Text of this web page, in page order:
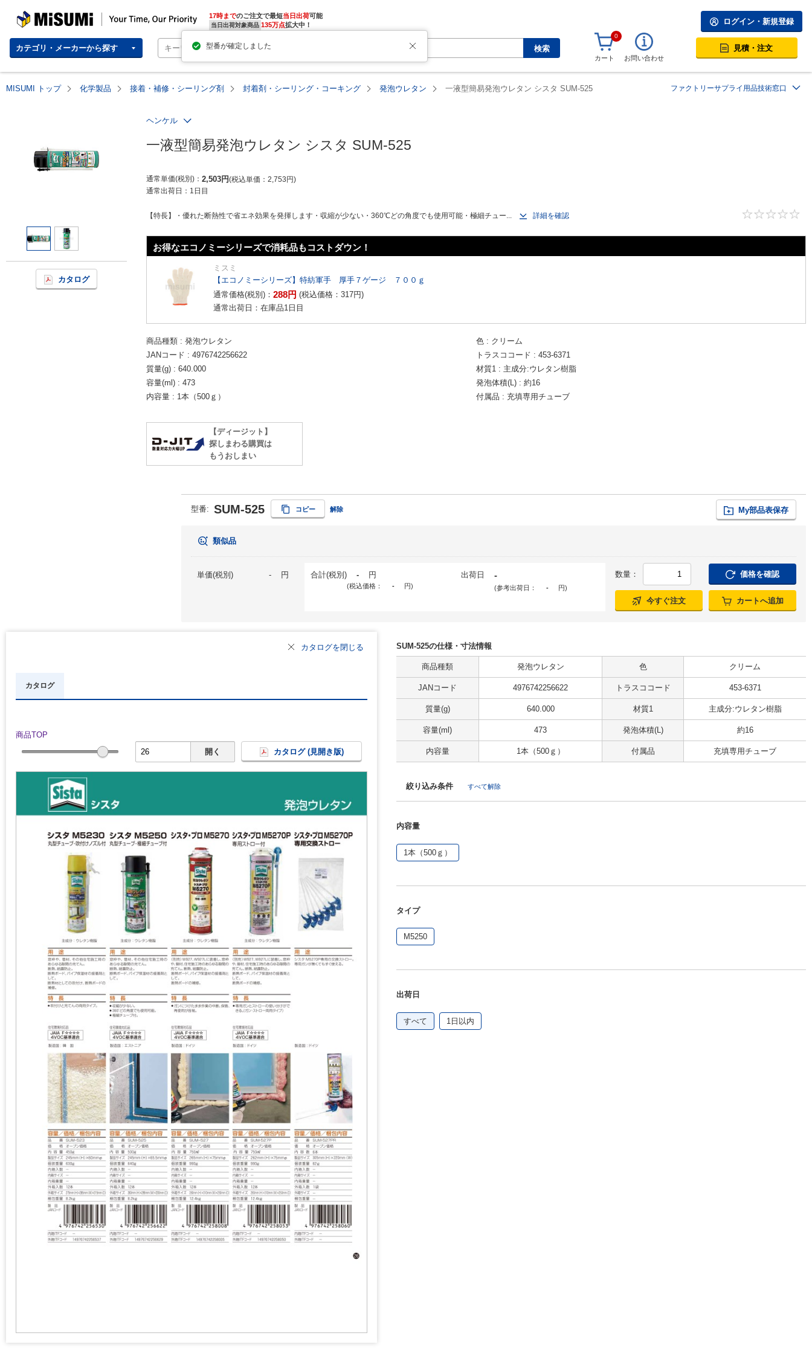
MISUMI | Your Time, Our Priority 17時までのご注文で最短当日出荷
当日出荷対象商品 135万点拡大中！
カテゴリ・メーカーから探す 検索
ログイン・新規登録
0
カート お問い合わせ
見積・注文
MISUMI トップ 化学製品 接着・補修・シーリング剤 封着剤・シーリング・コーキング 発泡ウレタン 一液型簡易発泡ウレタン シスタ SUM-525 ファクトリーサプライ用品技術窓口
カタログ
ヘンケル
一液型簡易発泡ウレタン シスタ SUM-525
通常単価(税別) 2,503円 税込単価 2,753円
通常出荷日： 1日目
【特長】・優れた断熱性で省エネ効果を発揮します・収縮が少ない・360℃どの角度でも使用可能・極細チュー... 詳細を確認
お得なエコノミーシリーズで消耗品もコストダウン！
ミスミ
【エコノミーシリーズ】特紡軍手 厚手７ゲージ ７００ｇ
通常価格(税別)： 288円 (税込価格： 317円)
通常出荷日：在庫品1日目
商品種類 発泡ウレタン 色
クリーム
JANコード
4976742256622 トラスココード
453-6371
質量(g)
640.000 材質1
主成分:ウレタン樹脂
容量(ml)
473 発泡体積(L)
約16
内容量
1本（500ｇ） 付属品 充填専用チューブ
【ディージット】
探しまわる購買は
もうおしまい
型番: SUM-525 コピー 解除 My部品表保存
類似品
単価(税別) - 円 合計(税別) - 円
(税込価格： - 円)
出荷日 -
(参考出荷日： - 円)
数量： 価格を確認
今すぐ注文 カートへ追加
カタログを閉じる
カタログ
商品TOP
開く
カタログ (見開き版)
SUM-525の仕様・寸法情報
商品種類 発泡ウレタン 色 クリーム
JANコード 4976742256622 トラスココード 453-6371
質量(g) 640.000 材質1 主成分:ウレタン樹脂
容量(ml) 473 発泡体積(L) 約16
内容量 1本（500ｇ） 付属品 充填専用チューブ
絞り込み条件 すべて解除
内容量
1本（500ｇ）
タイプ
M5250
出荷日
すべて 1日以内
型番が確定しました